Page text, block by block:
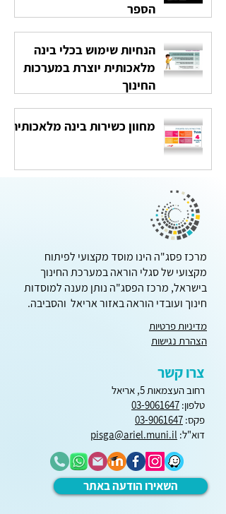
הספר
הנחיות שימוש בכלי בינה
מלאכותית יוצרת במערכות
החינוך
מחוון כשירות בינה מלאכותית
מרכז פסג"ה הינו מוסד מקצועי לפיתוח
מקצועי של סגלי הוראה במערכת החינוך
בישראל, מרכז הפסג"ה נותן מענה למוסדות
חינוך ועובדי הוראה באזור אריאל והסביבה.
מדיניות פרטיות
הצהרת נגישות
צרו קשר
רחוב העצמאות 5, אריאל
טלפון: 03-9061647
פקס: 03-9061647
דוא"ל: pisga@ariel.muni.il
השאירו הודעה באתר